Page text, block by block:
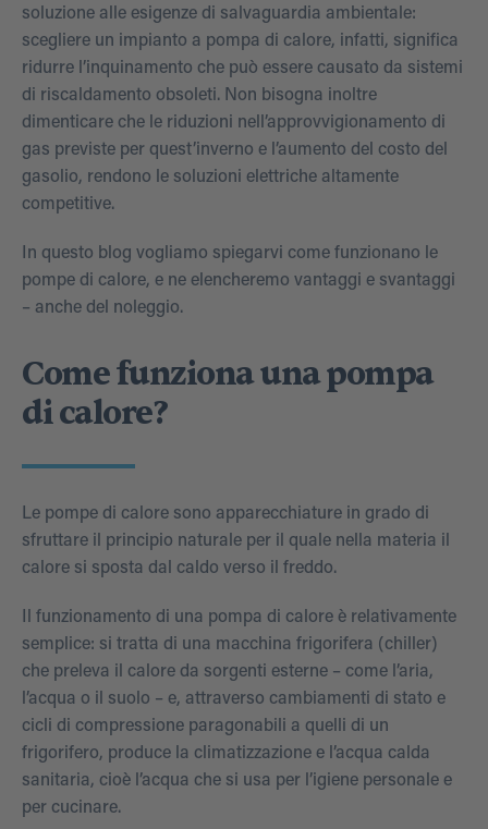
soluzione alle esigenze di salvaguardia ambientale:
scegliere un impianto a pompa di calore, infatti, significa
ridurre l’inquinamento che può essere causato da sistemi
di riscaldamento obsoleti. Non bisogna inoltre
dimenticare che le riduzioni nell’approvvigionamento di
gas previste per quest’inverno e l’aumento del costo del
gasolio, rendono le soluzioni elettriche altamente
competitive.
In questo blog vogliamo spiegarvi come funzionano le
pompe di calore, e ne elencheremo vantaggi e svantaggi
– anche del noleggio.
Come funziona una pompa
di calore?
Le pompe di calore sono apparecchiature in grado di
sfruttare il principio naturale per il quale nella materia il
calore si sposta dal caldo verso il freddo.
Il funzionamento di una pompa di calore è relativamente
semplice: si tratta di una macchina frigorifera (chiller)
che preleva il calore da sorgenti esterne – come l’aria,
l’acqua o il suolo – e, attraverso cambiamenti di stato e
cicli di compressione paragonabili a quelli di un
frigorifero, produce la climatizzazione e l’acqua calda
sanitaria, cioè l’acqua che si usa per l’igiene personale e
per cucinare.